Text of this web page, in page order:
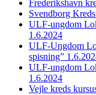
Frederikshavn
Svendborg
ULF-ungdom
1.6.2024
ULF-Ungdom
spisning”
ULF-ungdom
1.6.2024
Vejle kreds